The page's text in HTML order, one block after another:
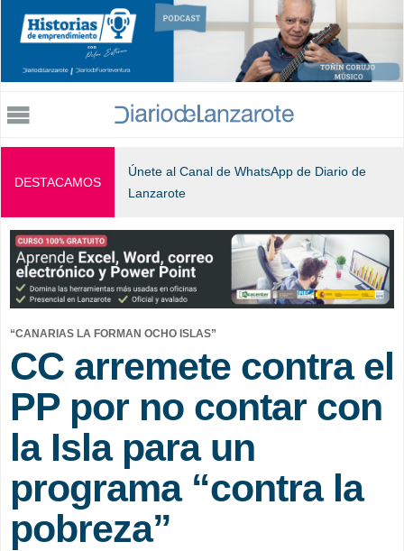
Jump to navigation
DESTACAMOS
Únete al Canal de WhatsApp de Diario de
Lanzarote
“CANARIAS LA FORMAN OCHO ISLAS”
CC arremete contra el
PP por no contar con
la Isla para un
programa “contra la
pobreza”